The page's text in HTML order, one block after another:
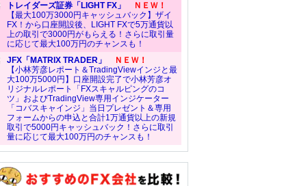
トレイダーズ証券「LIGHT FX」
ＮＥＷ！
【最大100万3000円キャッシュバック】ザイ
FX！から口座開設後、LIGHT FXで5万通貨以
上の取引で3000円がもらえる！さらに取引量
に応じて最大100万円のチャンスも！
JFX「MATRIX TRADER」
ＮＥＷ！
【小林芳彦レポート＆TradingViewインジと最
大100万5000円】口座開設完了で小林芳彦オ
リジナルレポート「FXスキャルピングのコ
ツ」およびTradingView専用インジケーター
「コバスキャインジ」当日プレゼント＆専用
フォームからの申込と合計1万通貨以上の新規
取引で5000円キャッシュバック！さらに取引
量に応じて最大100万円のチャンスも！